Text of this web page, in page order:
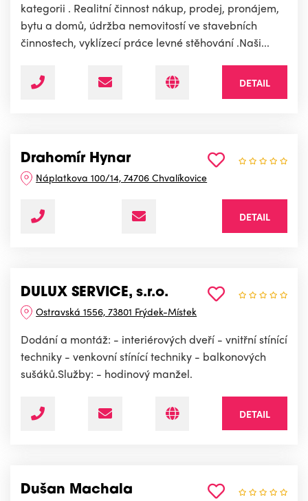
kategorii . Realitní činnost nákup, prodej, pronájem,
bytu a domů, údržba nemovitostí ve stavebních
činnostech, vyklízecí práce levné stěhování .Naši...
DETAIL
Drahomír Hynar
Náplatkova 100/14, 74706 Chvalíkovice
DETAIL
DULUX SERVICE, s.r.o.
Ostravská 1556, 73801 Frýdek-Místek
Dodání a montáž: - interiérových dveří - vnitřní stínící
techniky - venkovní stínící techniky - balkonových
sušáků.Služby: - hodinový manžel.
DETAIL
Dušan Machala